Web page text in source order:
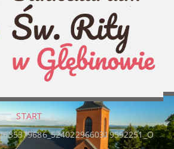
START |